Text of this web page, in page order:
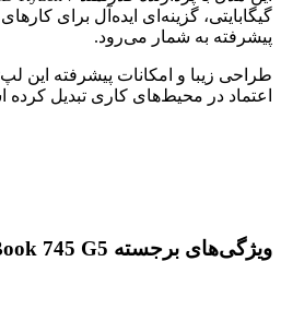
گیگابایتی، گزینه‌ای ایده‌آل برای
پیشرفته به شمار می‌رود.
طراحی زیبا و امکانات پیشرفته این
اعتماد در محیط‌های کاری تبدیل
ویژگی‌های برجسته HP EliteBook 745 G5